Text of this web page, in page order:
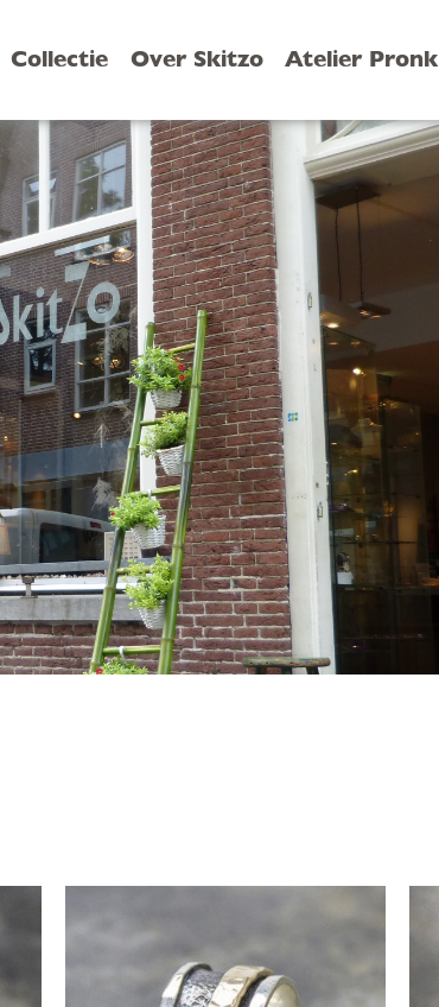
Collectie Over Skitzo Atelier Pronk